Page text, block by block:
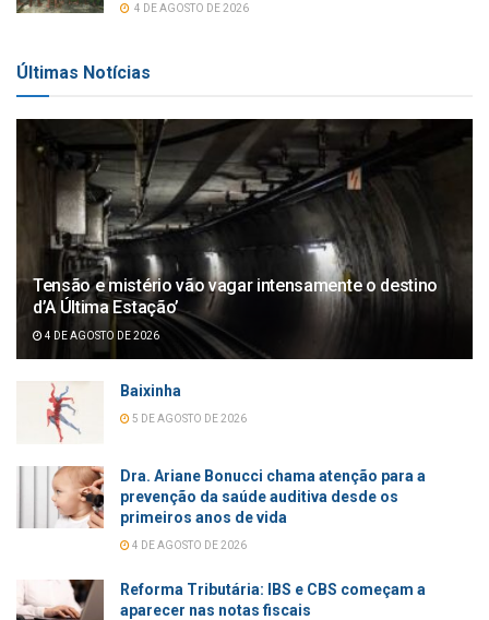
4 DE AGOSTO DE 2026
Últimas Notícias
Tensão e mistério vão vagar intensamente o destino
d’A Última Estação’
4 DE AGOSTO DE 2026
Baixinha
5 DE AGOSTO DE 2026
Dra. Ariane Bonucci chama atenção para a
prevenção da saúde auditiva desde os
primeiros anos de vida
4 DE AGOSTO DE 2026
Reforma Tributária: IBS e CBS começam a
aparecer nas notas fiscais